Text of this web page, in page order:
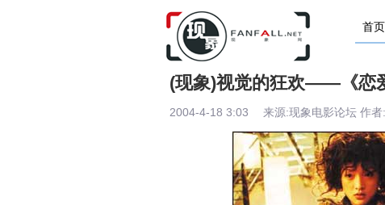
首页
(现象)视觉的狂欢——《恋
2004-4-18 3:03 来源:现象电影论坛